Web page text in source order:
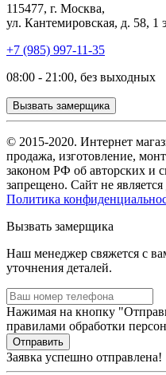
115477, г. Москва,
ул. Кантемировская, д. 58,
+7 (985) 997-11-35
08:00 - 21:00, без выходных
Вызвать замерщика
© 2015-2020. Интернет
продажа, изготовление,
законом РФ об авторских и
запрещено. Сайт не
Политика
Вызвать замерщика
Наш менеджер свяжется с
уточнения деталей.
Нажимая на кнопку
правилами обработки
Заявка успешно отправлена!